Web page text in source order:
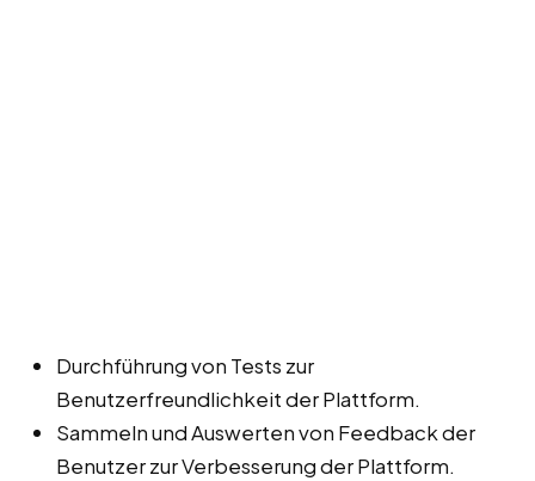
Durchführung von Tests zur
Benutzerfreundlichkeit der Plattform.
Sammeln und Auswerten von Feedback der
Benutzer zur Verbesserung der Plattform.